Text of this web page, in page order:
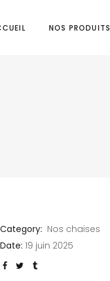
NOS PRODUITS
Category: Nos chaises
Date: 19 juin 2025